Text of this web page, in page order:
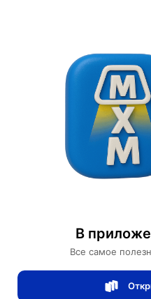
В
Все самое
Категории
Сетевое оборудование
Коммутатор
0